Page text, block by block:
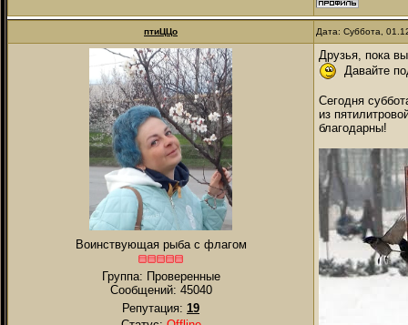
птиЦЦо Дата: Суббота,
Воинствующая рыба с флагом
Группа: Проверенные
Сообщений: 45040
Репутация: 19
Друзья, пока
Давайте
Сегодня
из
благодарны!